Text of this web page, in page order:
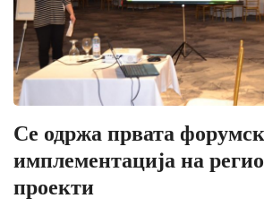
Се одржа првата
имплементација на
проекти